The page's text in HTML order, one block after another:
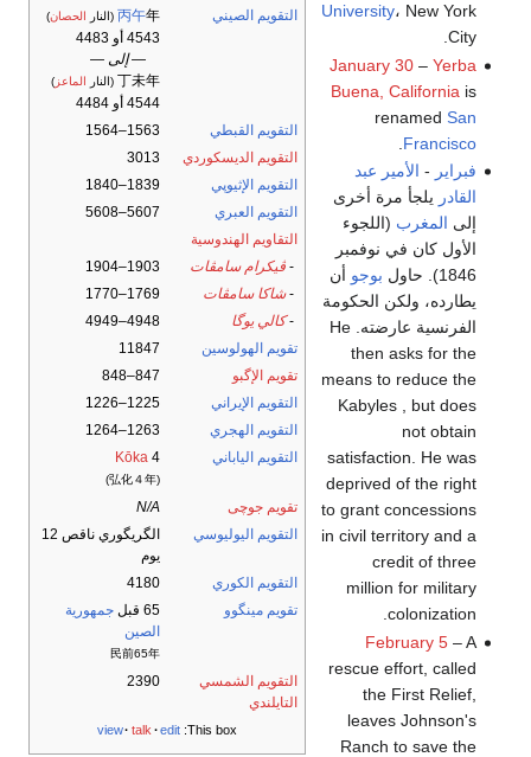
التقويم الصيني
丙午年 (النار الحصان)
4543 أو 4483
— إلى —
丁未年 (النار الماعز )
4544 أو 4484
التقويم القبطي
1563–1564
التقويم الديسكوردي
3013
التقويم الإثيوپي
1839–1840
التقويم العبري
5607–5608
التقاويم الهندوسية
- ڤيكرام سامڤات
1903–1904
-شاكا سامڤات
1769–1770
-كالي يوگا
4948–4949
تقويم الهولوسين
11847
تقويم الإگبو
847–848
التقويم الإيراني
1225–1226
التقويم الهجري
1263–1264
التقويم الياباني
Kōka 4
(弘化４年)
تقويم جوچى
N/A
التقويم اليوليوسي
الگريگوري ناقص 12
يوم
التقويم الكوري
4180
تقويم مينگوو
65 قبل
جمهورية
الصين
民前65年
التقويم الشمسي
التايلندي
2390
This box:
view talk edit
University، New York
City.
January 30– Yerba
Buena, California is
renamed San
Francisco
فبراير - الأمير عبد
القادر يلجأ مرة أخرى
إلى المغرب (اللجوء
الأول كان في نوفمبر
1846). حاول
بوجو أن
يطارده، ولكن الحكومة
الفرنسية عارضته. He
then asks for the
means to reduce the
Kabyles , but does
not obtain
satisfaction. He was
deprived of the right
to grant concessions
in civil territory and a
credit of three
million for military
colonization.
February 5– A
rescue effort, called
the First Relief,
leaves Johnson's
Ranch to save the